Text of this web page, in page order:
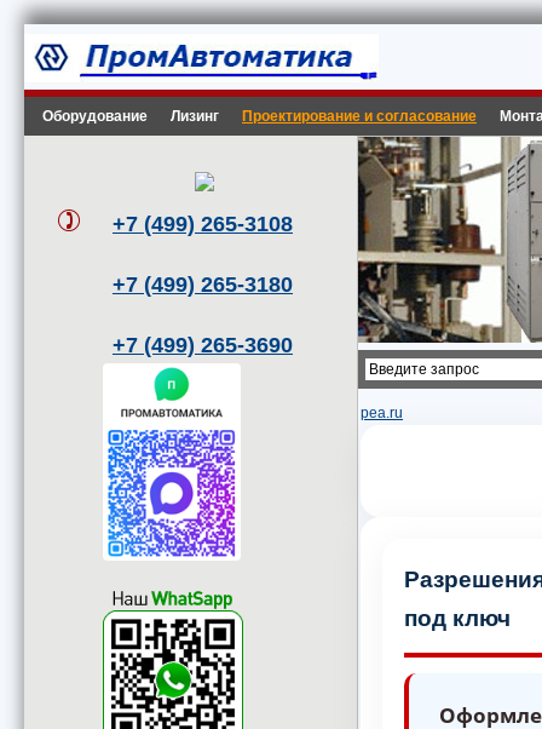
Оборудование Лизинг Проектирование и согласование
+7 (499) 265-3108
+7 (499) 265-3180
+7 (499) 265-3690
pea.ru
под ключ